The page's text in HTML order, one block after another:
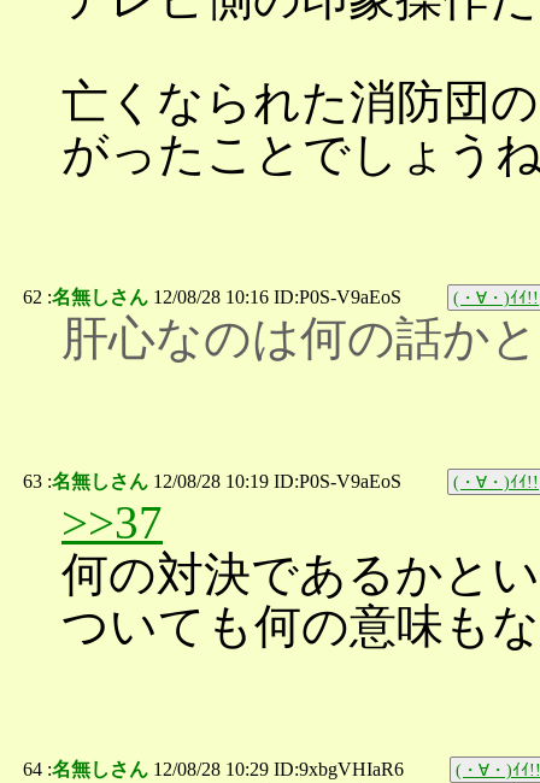
亡くなられた消防団
がったことでしょう
62 :名無しさん 12/08/28 10:16 ID:P0S-V9aEoS (・∀・)ｲｲ!!
肝心なのは何の話か
63 :名無しさん 12/08/28 10:19 ID:P0S-V9aEoS (・∀・)ｲｲ!!
>>37
何の対決であるかと
ついても何の意味も
64 :名無しさん 12/08/28 10:29 ID:9xbgVHIaR6 (・∀・)ｲｲ!!